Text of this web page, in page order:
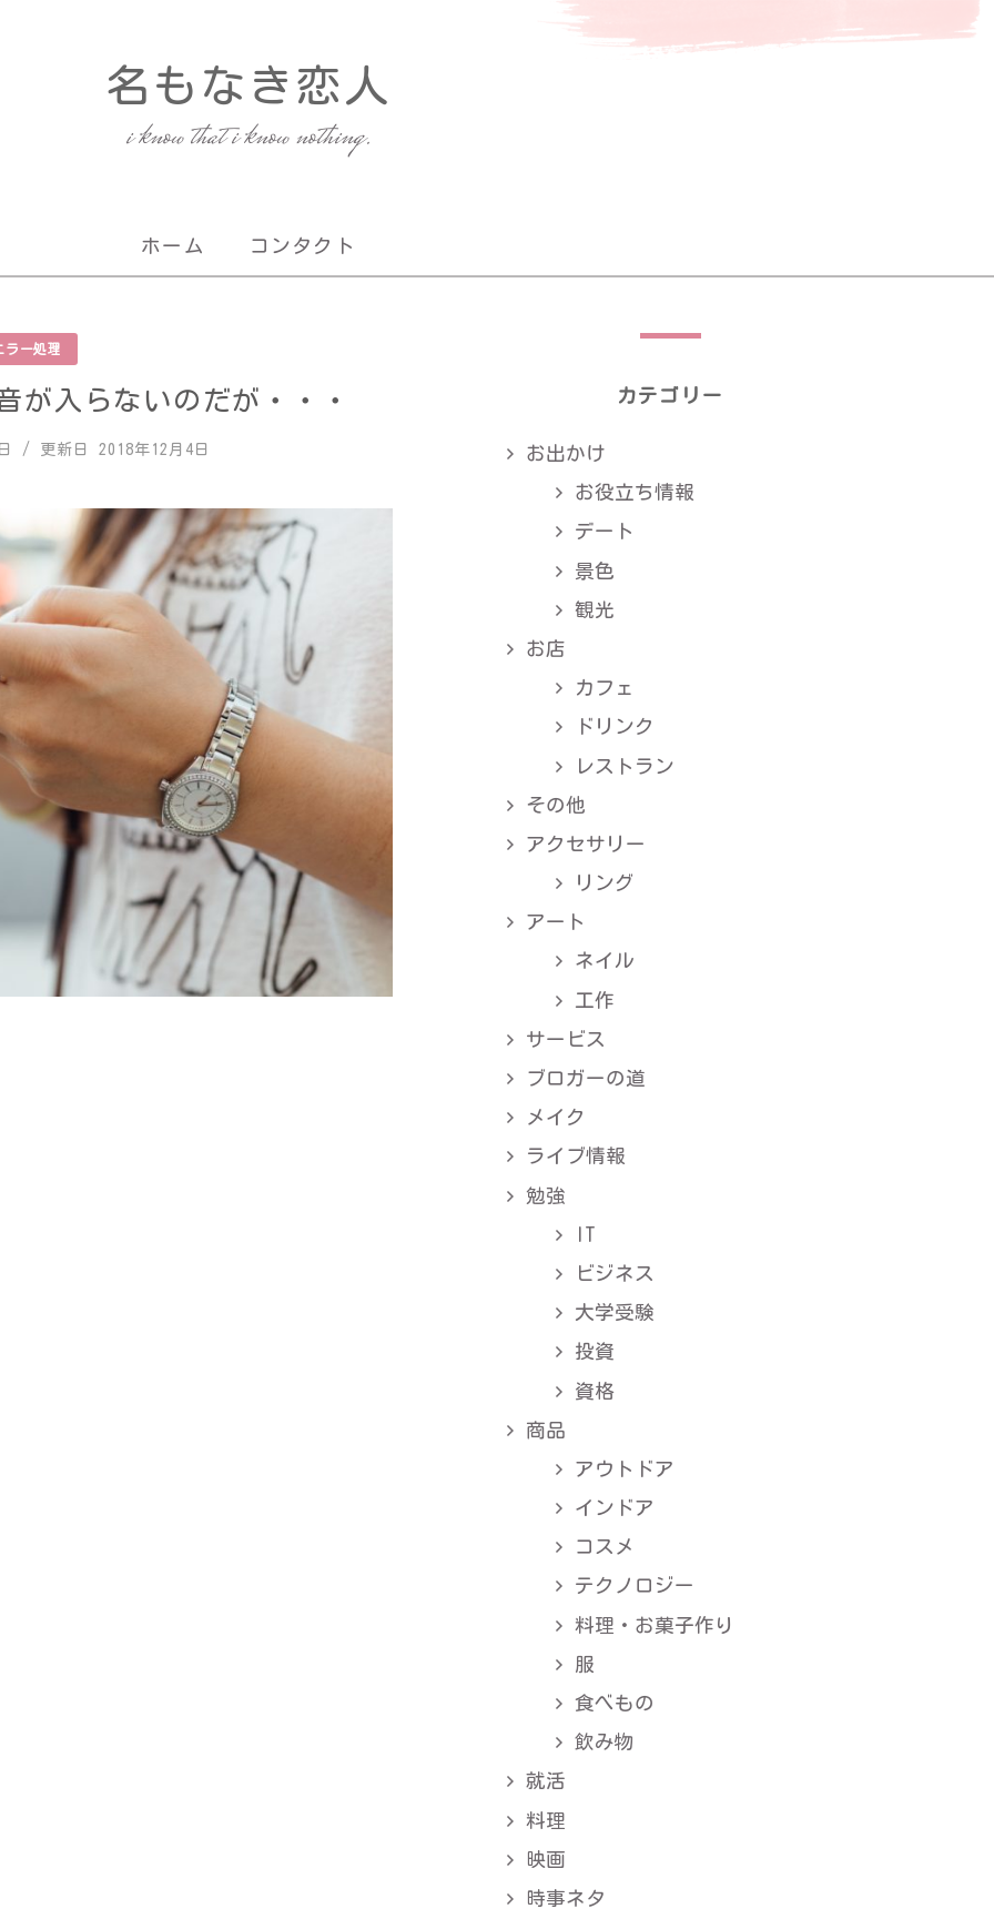
名もなき恋人
i know that i know nothing.
ホーム コンタクト
ラー処理
が入らないのだが・・・
/ 更新日 2018年12月4日
カテゴリー
お出かけ
お役立ち情報
デート
景色
観光
お店
カフェ
ドリンク
レストラン
その他
アクセサリー
リング
アート
ネイル
工作
サービス
ブロガーの道
メイク
ライブ情報
勉強
IT
ビジネス
大学受験
投資
資格
商品
アウトドア
インドア
コスメ
テクノロジー
料理・お菓子作り
服
食べもの
飲み物
就活
料理
映画
時事ネタ